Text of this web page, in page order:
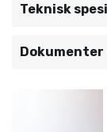
Teknisk
Dokumenter